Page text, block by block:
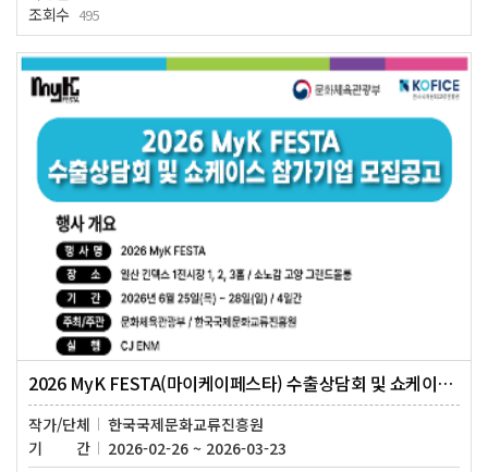
조회수 495
2026 MyK FESTA(마이케이페스타) 수출상담회 및 쇼케이스 참가기업 모집공고
작가/단체
한국국제문화교류진흥원
기간
2026-02-26 ~ 2026-03-23